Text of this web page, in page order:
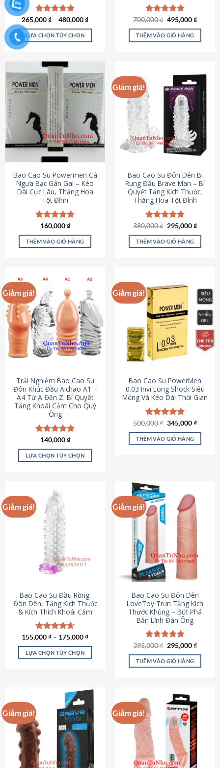
Được xếp
hạng4.87
5 sao
265,000₫ – 480,000₫
LỰA CHỌN TÙY CHỌN
này
có
nhiều
biến
thể.
Các
tùy
chọn
có
chọn
trên
trang
sản
phẩm
Được xếp
hạng4.83
5 sao
700,000₫ Giá
là:
700,000 ₫.
495,000₫Giá
tại
THÊM VÀO GIỎ HÀNG
Bao Cao Su Powermen Cá
Ngựa Bạc Gân Gai – Kéo
Dài Cực Lâu, Thăng Hoa
Tột Đỉnh
Được xếp
hạng4.73
5 sao
160,000₫
THÊM VÀO GIỎ HÀNG
Giảm giá!
Bao Cao Su Đôn Dên Bi
Rung Đầu Brave Man – Bí
Quyết Tăng Kích Thước,
Thăng Hoa Tột Đỉnh
Được xếp
hạng5.00
5 sao
380,000₫ Giá
là:
380,000 ₫.
295,000₫Giá
tại
THÊM VÀO GIỎ HÀNG
Giảm giá!
Trải Nghiệm Bao Cao Su
Đôn Khúc Đầu Aichao A1 –
A4 Từ A Đến Z: Bí Quyết
Tăng Khoái Cảm Cho Quý
Ông
Được xếp
hạng4.88
5 sao
140,000₫
LỰA CHỌN TÙY CHỌN
có
nhiều
biến
thể.
Các
tùy
chọn
có
chọn
trên
trang
sản
phẩm
Giảm giá!
Bao Cao Su PowerMen
0.03 Invi Long Shock Siêu
Mỏng Và Kéo Dài Thời Gian
Được xếp
hạng4.85
5 sao
500,000₫ Giá
là:
500,000 ₫.
345,000₫Giá
tại
THÊM VÀO GIỎ HÀNG
Giảm giá!
Bao Cao Su Đầu Rồng:
Đôn Dên, Tăng Kích Thước
& Kích Thích Khoái Cảm
Được xếp
hạng4.69
5 sao
155,000₫ – 175,000₫
LỰA CHỌN TÙY CHỌN
nhiều
biến
thể.
Các
tùy
chọn
Giảm giá!
Bao Cao Su Đôn Dên
LoveToy Trơn Tăng Kích
Thước Khủng – Bứt Phá
Bản Lĩnh Đàn Ông
Được xếp
hạng4.82
5 sao
395,000₫ Giá
là:
395,000 ₫.
295,000₫Giá
tại
THÊM VÀO GIỎ HÀNG
Giảm giá! Giảm giá!